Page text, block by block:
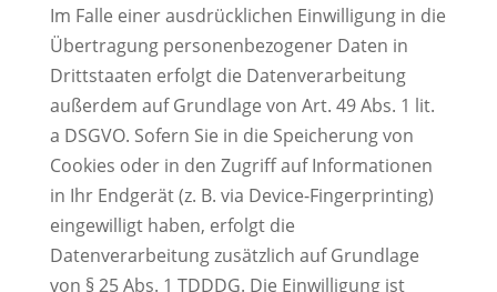
Im Falle einer ausdrücklichen Einwilligung in die
Übertragung personenbezogener Daten in
Drittstaaten erfolgt die Datenverarbeitung
außerdem auf Grundlage von Art. 49 Abs. 1 lit.
a DSGVO. Sofern Sie in die Speicherung von
Cookies oder in den Zugriff auf Informationen
in Ihr Endgerät (z. B. via Device-Fingerprinting)
eingewilligt haben, erfolgt die
Datenverarbeitung zusätzlich auf Grundlage
von § 25 Abs. 1 TDDDG. Die Einwilligung ist